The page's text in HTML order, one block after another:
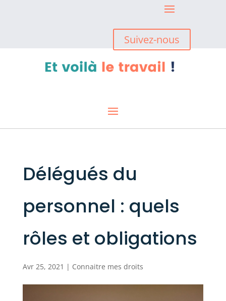
Suivez-nous
Délégués du
personnel : quels
rôles et obligations
Avr 25, 2021 | Connaitre mes droits